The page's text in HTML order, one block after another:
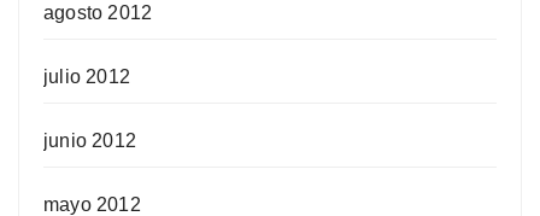
agosto 2012
julio 2012
junio 2012
mayo 2012